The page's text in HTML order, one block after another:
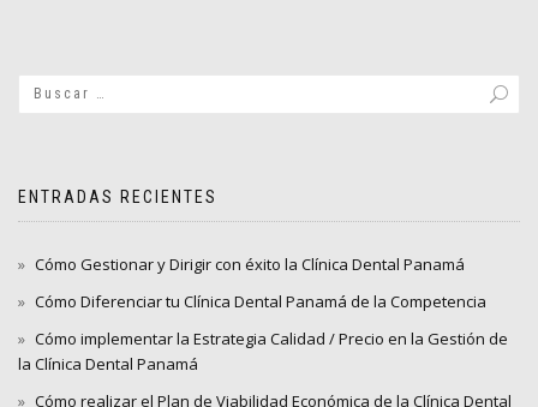
ENTRADAS RECIENTES
Cómo Gestionar y Dirigir con éxito la Clínica Dental Panamá
Cómo Diferenciar tu Clínica Dental Panamá de la Competencia
Cómo implementar la Estrategia Calidad / Precio en la Gestión de
la Clínica Dental Panamá
Cómo realizar el Plan de Viabilidad Económica de la Clínica Dental